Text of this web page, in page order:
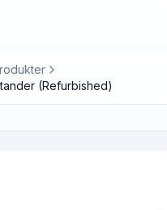
(Refurbished)